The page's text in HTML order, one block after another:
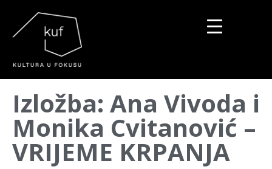
Izložba: Ana Vivoda i
Monika Cvitanović –
VRIJEME KRPANJA
▼
▼